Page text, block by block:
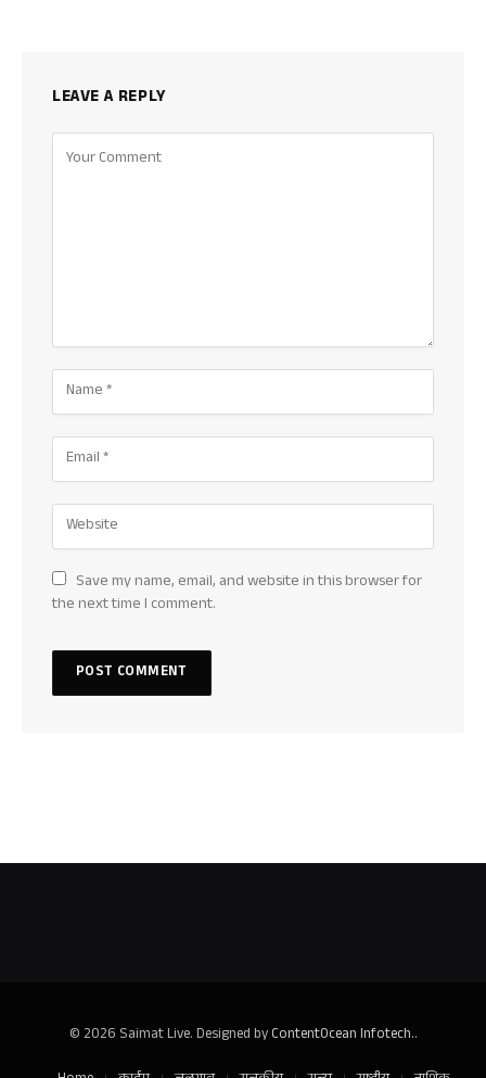
LEAVE A REPLY
Save my name, email, and website in this browser for
the next time I comment.
© 2026 Saimat Live. Designed byContentOcean Infotech..